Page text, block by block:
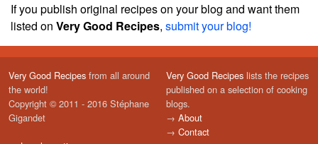
If you publish original recipes on your blog and want them
listed on Very Good Recipes, submit your blog!
Very Good Recipes from all around
the world!
Copyright © 2011 - 2016 Stéphane
Gigandet
Very Good Recipes lists the recipes
published on a selection of cooking
blogs.
→ About
→ Contact